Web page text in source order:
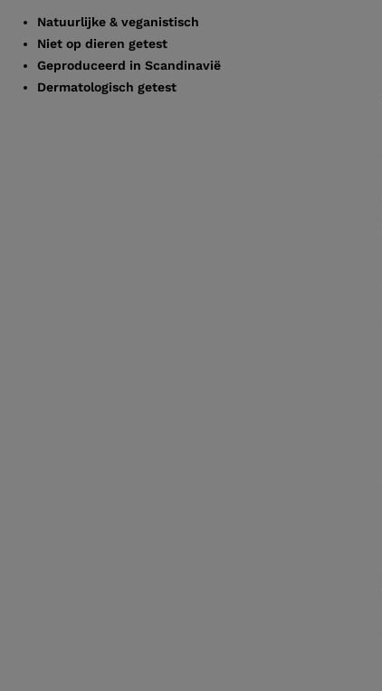
Natuurlijke & veganistisch
Niet op dieren getest
Geproduceerd in Scandinavië
Dermatologisch getest